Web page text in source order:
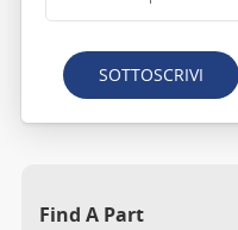
SOTTOSCRIVI
Find A Part